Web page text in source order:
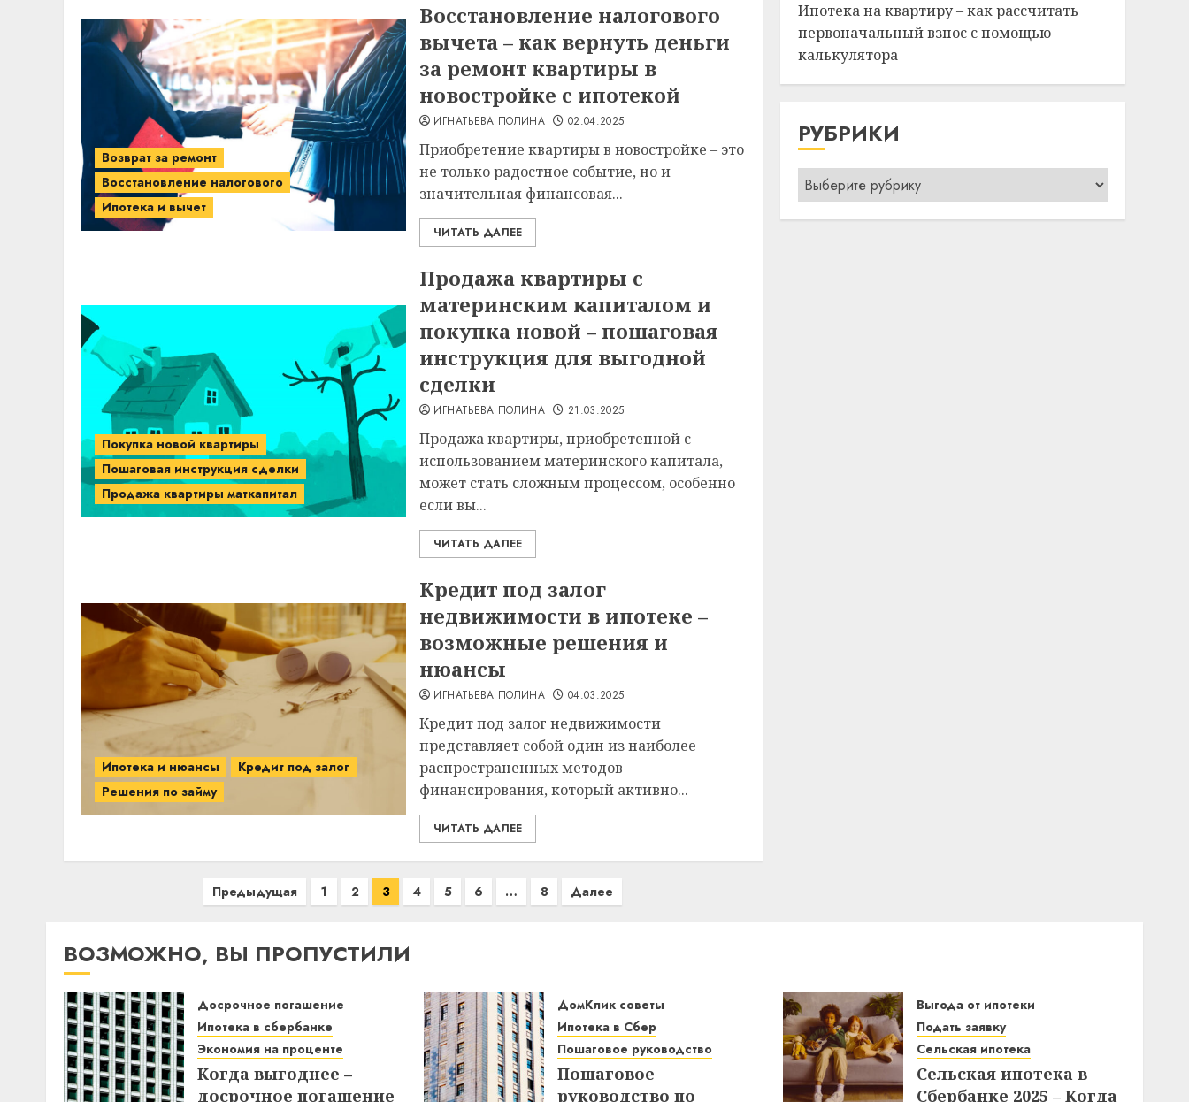
Возврат за ремонт
Восстановление налогового
Ипотека и вычет
Восстановление налогового
вычета – как вернуть деньги
за ремонт квартиры в
новостройке с ипотекой
ИГНАТЬЕВА ПОЛИНА 02.04.2025
Приобретение квартиры в новостройке – это
не только радостное событие, но и
значительная финансовая...
ЧИТАТЬ ДАЛЕЕ
Покупка новой квартиры
Пошаговая инструкция сделки
Продажа квартиры маткапитал
Продажа квартиры с
материнским капиталом и
покупка новой – пошаговая
инструкция для выгодной
сделки
ИГНАТЬЕВА ПОЛИНА 21.03.2025
Продажа квартиры, приобретенной с
использованием материнского капитала,
может стать сложным процессом, особенно
если вы...
ЧИТАТЬ ДАЛЕЕ
Ипотека и нюансы
Кредит под залог
Решения по займу
Кредит под залог
недвижимости в ипотеке –
возможные решения и
нюансы
ИГНАТЬЕВА ПОЛИНА 04.03.2025
Кредит под залог недвижимости
представляет собой один из наиболее
распространенных методов
финансирования, который активно...
ЧИТАТЬ ДАЛЕЕ
Предыдущая 1 2 3 4 5 6 … 8 Далее
Ипотека на квартиру – как рассчитать
первоначальный взнос с помощью
калькулятора
РУБРИКИ
Рубрики
ВОЗМОЖНО, ВЫ ПРОПУСТИЛИ
Досрочное погашение
Ипотека в сбербанке
Экономия на проценте
Когда выгоднее –
досрочное погашение
ДомКлик советы
Ипотека в Сбер
Пошаговое руководство
Пошаговое
руководство по
Выгода от ипотеки
Подать заявку
Сельская ипотека
Сельская ипотека в
Сбербанке 2025 – Когда